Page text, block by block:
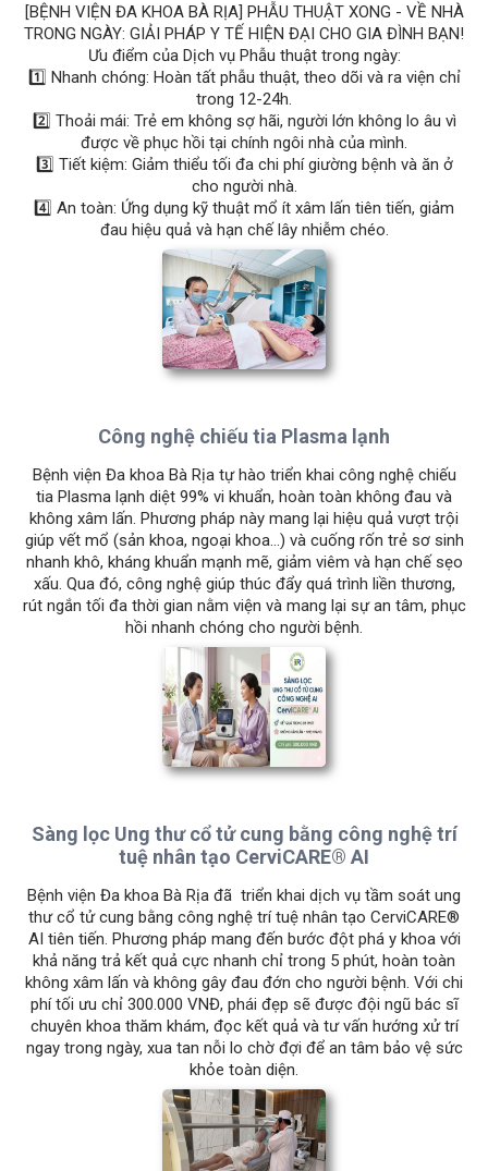
[BỆNH VIỆN ĐA KHOA BÀ RỊA] PHẪU THUẬT XONG - VỀ NHÀ
TRONG NGÀY: GIẢI PHÁP Y TẾ HIỆN ĐẠI CHO GIA ĐÌNH BẠN!
Ưu điểm của Dịch vụ Phẫu thuật trong ngày:
1️⃣ Nhanh chóng: Hoàn tất phẫu thuật, theo dõi và ra viện chỉ
trong 12-24h.
2️⃣ Thoải mái: Trẻ em không sợ hãi, người lớn không lo âu vì
được về phục hồi tại chính ngôi nhà của mình.
3️⃣ Tiết kiệm: Giảm thiểu tối đa chi phí giường bệnh và ăn ở
cho người nhà.
4️⃣ An toàn: Ứng dụng kỹ thuật mổ ít xâm lấn tiên tiến, giảm
đau hiệu quả và hạn chế lây nhiễm chéo.
Công nghệ chiếu tia Plasma lạnh
Bệnh viện Đa khoa Bà Rịa tự hào triển khai công nghệ chiếu
tia Plasma lạnh diệt 99% vi khuẩn, hoàn toàn không đau và
không xâm lấn. Phương pháp này mang lại hiệu quả vượt trội
giúp vết mổ (sản khoa, ngoại khoa...) và cuống rốn trẻ sơ sinh
nhanh khô, kháng khuẩn mạnh mẽ, giảm viêm và hạn chế sẹo
xấu. Qua đó, công nghệ giúp thúc đẩy quá trình liền thương,
rút ngắn tối đa thời gian nằm viện và mang lại sự an tâm, phục
hồi nhanh chóng cho người bệnh.
Sàng lọc Ung thư cổ tử cung bằng công nghệ trí
tuệ nhân tạo CerviCARE® AI
Bệnh viện Đa khoa Bà Rịa đã triển khai dịch vụ tầm soát ung
thư cổ tử cung bằng công nghệ trí tuệ nhân tạo CerviCARE®
AI tiên tiến. Phương pháp mang đến bước đột phá y khoa với
khả năng trả kết quả cực nhanh chỉ trong 5 phút, hoàn toàn
không xâm lấn và không gây đau đớn cho người bệnh. Với chi
phí tối ưu chỉ 300.000 VNĐ, phái đẹp sẽ được đội ngũ bác sĩ
chuyên khoa thăm khám, đọc kết quả và tư vấn hướng xử trí
ngay trong ngày, xua tan nỗi lo chờ đợi để an tâm bảo vệ sức
khỏe toàn diện.